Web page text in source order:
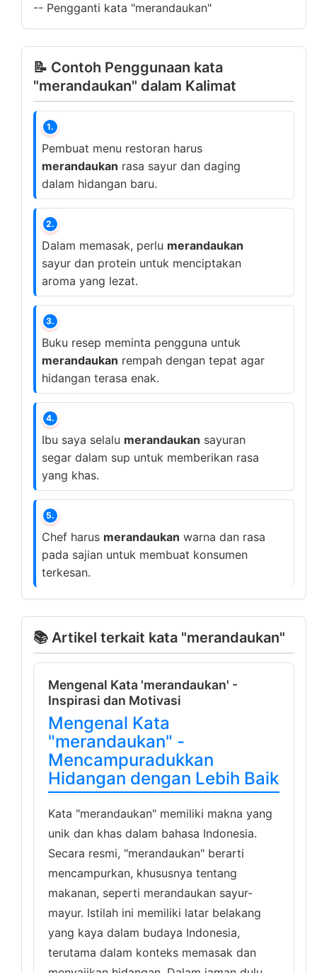
-- Pengganti kata "merandaukan"
📝 Contoh Penggunaan kata
"merandaukan" dalam Kalimat
1.
Pembuat menu restoran harus
merandaukan rasa sayur dan daging
dalam hidangan baru.
2.
Dalam memasak, perlu merandaukan
sayur dan protein untuk menciptakan
aroma yang lezat.
3.
Buku resep meminta pengguna untuk
merandaukan rempah dengan tepat agar
hidangan terasa enak.
4.
Ibu saya selalu merandaukan sayuran
segar dalam sup untuk memberikan rasa
yang khas.
5.
Chef harus merandaukan warna dan rasa
pada sajian untuk membuat konsumen
terkesan.
📚 Artikel terkait kata "merandaukan"
Mengenal Kata 'merandaukan' -
Inspirasi dan Motivasi
Mengenal Kata
"merandaukan" -
Mencampuradukkan
Hidangan dengan Lebih Baik
Kata "merandaukan" memiliki makna yang
unik dan khas dalam bahasa Indonesia.
Secara resmi, "merandaukan" berarti
mencampurkan, khususnya tentang
makanan, seperti merandaukan sayur-
mayur. Istilah ini memiliki latar belakang
yang kaya dalam budaya Indonesia,
terutama dalam konteks memasak dan